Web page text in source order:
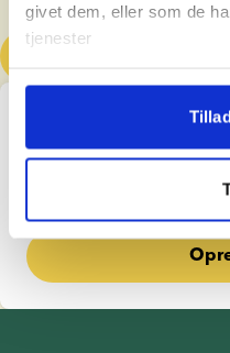
givet dem, eller som de
tjenester
Find din
Du skal have en
at kunne se al
på knappen herunder